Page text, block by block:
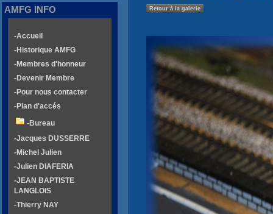
Retour à la galerie
AMFG INFO
-Accueil
-Historique AMFG
-Membres d'honneur
-Devenir Membre
-Pour nous contacter
-Plan d'accés
-Bureau
-Jacques DUSSERRE
-Michel Julien
-Julien DIAFERIA
-JEAN BAPTISTE
LANGLOIS
-Thierry NAY